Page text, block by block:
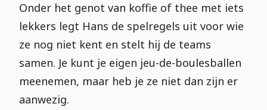
Onder het genot van koffie of thee met iets
lekkers legt Hans de spelregels uit voor wie
ze nog niet kent en stelt hij de teams
samen. Je kunt je eigen jeu-de-boulesballen
meenemen, maar heb je ze niet dan zijn er
aanwezig.